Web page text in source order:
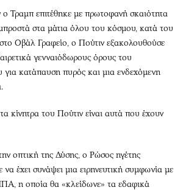
Τραμπ επιτέθηκε με πρωτοφανή σκαιότητα
στα μάτια όλου του κόσμου, κατά του
Οβάλ Γραφείο, ο Πούτιν εξακολουθούσε
γενναιόδωρους όρους του
κατάπαυση πυρός και μια ενδεχόμενη
κίνητρα του Πούτιν είναι αυτά που έχουν
οπτική της Δύσης, ο Ρώσος ηγέτης
έχει συνάψει μια ειρηνευτική συμφωνία με
η οποία θα «κλείδωνε» τα εδαφικά